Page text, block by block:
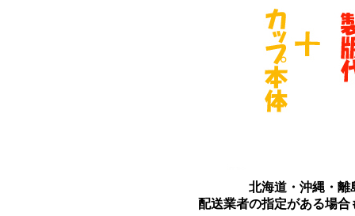
北海道・沖縄・離
配送業者の指定がある場